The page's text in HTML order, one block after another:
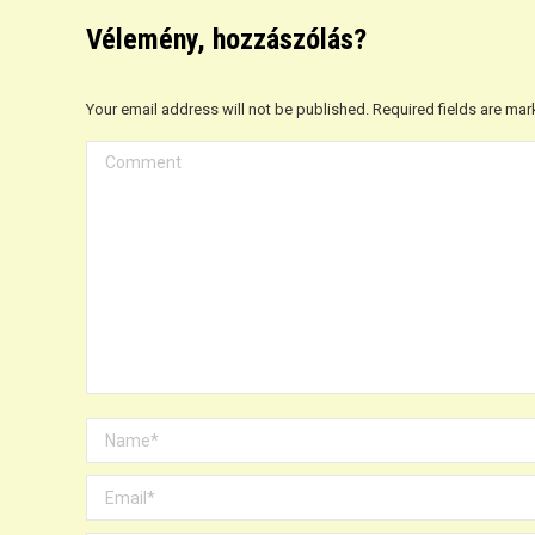
Vélemény, hozzászólás?
Your email address will not be published. Required fields are
Comment
Name *
Email *